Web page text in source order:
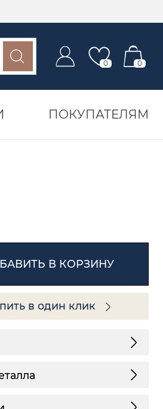
0 0
ПОКУПАТЕЛЯМ
В КОРЗИНУ
в один клик